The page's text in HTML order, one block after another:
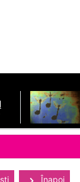
Înapoi